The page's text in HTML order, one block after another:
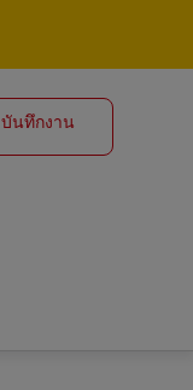
บันทึกงาน